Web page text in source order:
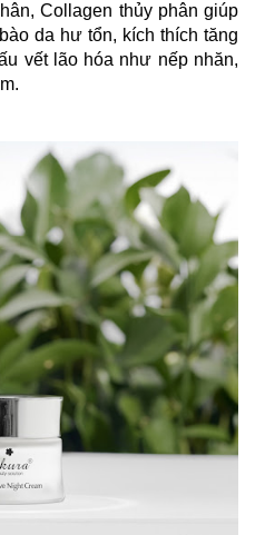
Collagen thủy phân giúp
da hư tổn, kích thích tăng
vết lão hóa như nếp nhăn,